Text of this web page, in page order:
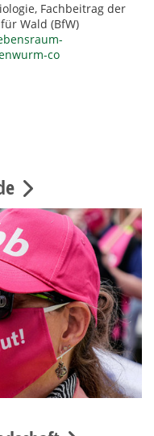
Fachbeitrag der
Wald (BfW)
co